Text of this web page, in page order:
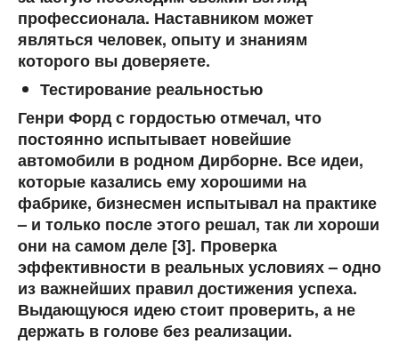
профессионала. Наставником может
являться человек, опыту и знаниям
которого вы доверяете.
Тестирование реальностью
Генри Форд с гордостью отмечал, что
постоянно испытывает новейшие
автомобили в родном Дирборне. Все идеи,
которые казались ему хорошими на
фабрике, бизнесмен испытывал на практике
– и только после этого решал, так ли хороши
они на самом деле [3]. Проверка
эффективности в реальных условиях – одно
из важнейших правил достижения успеха.
Выдающуюся идею стоит проверить, а не
держать в голове без реализации.